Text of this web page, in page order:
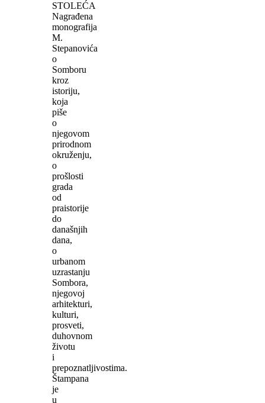
STOLEĆA
Nagrađena
monografija
M.
Stepanovića
o
Somboru
kroz
istoriju,
koja
piše
o
njegovom
prirodnom
okruženju,
o
prošlosti
grada
od
praistorije
do
današnjih
dana,
o
urbanom
uzrastanju
Sombora,
njegovoj
arhitekturi,
kulturi,
prosveti,
duhovnom
životu
i
prepoznatljivostima.
Štampana
je
u